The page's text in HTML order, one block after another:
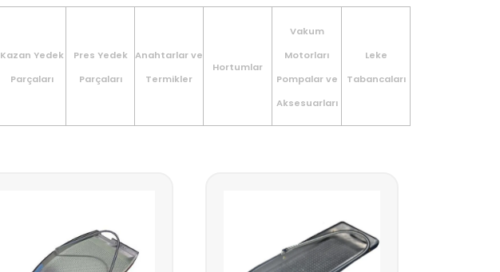
Kazan Yedek
Parçaları
Pres Yedek
Parçaları
Anahtarlar ve
Termikler
Hortumlar
Vakum
Motorları
Pompalar ve
Aksesuarları
Leke
Tabancaları